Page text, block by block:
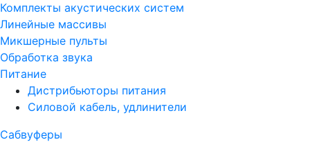
Комплекты акустических систем
Линейные массивы
Микшерные пульты
Обработка звука
Питание
Дистрибьюторы питания
Силовой кабель, удлинители
Сабвуферы